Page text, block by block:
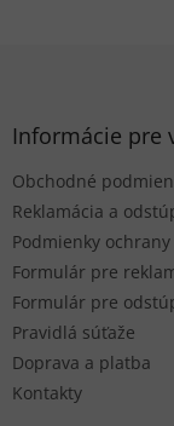
Informácie pre
Obchodné
Reklamácia a
Podmienky
Formulár pre
Formulár pre
Pravidlá súťaže
Doprava a platba
Kontakty